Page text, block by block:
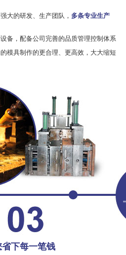
大的研发、生产团队， 多条专业生产
备，配备公司完善的品质管理控制体系
模具制作的更合理、更高效，大大缩短
下每一笔钱